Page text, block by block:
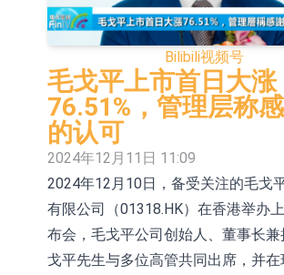
股份(002458.CN)涨
台积电7月营收同比增加
【异动股】港股涨幅榜前
业控股(02048.HK)涨
控股(09993.HK)涨+45.60%
新时达：暂未生产四足
【异动股】鸡肉概念板块
股份(002458.CN)涨
【异动股】CRO板块拉
(688046.CN)涨19.99%
【异动股】诊断服务板
基因(000710.CN)涨
“X-Day”西丽湖路演社清
Bilibili视频号
毛戈平上市首日大涨
76.51%，管理层称
的认可
2024年12月11日 11:09
2024年12月10日，备受关注的毛戈
有限公司（01318.HK）在香港举办
布会，毛戈平公司创始人、董事长
戈平先生与多位高管共同出席，并